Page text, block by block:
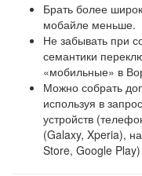
Брать более
мобайле меньше.
Не забывать при
семантики
«мобильные» в
Можно собрать
используя в
устройств
(Galaxy, Xperia),
Store, Google